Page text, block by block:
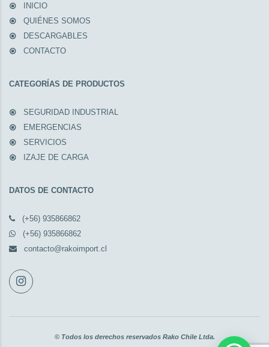
INICIO
QUIÉNES SOMOS
DESCARGABLES
CONTACTO
CATEGORÍAS DE PRODUCTOS
SEGURIDAD INDUSTRIAL
EMERGENCIAS
SERVICIOS
IZAJE DE CARGA
DATOS DE CONTACTO
(+56) 935866862
(+56) 935866862
contacto@rakoimport.cl
© Todos los derechos reservados Rako Chile Ltda.